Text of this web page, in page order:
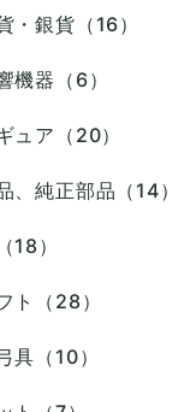
・銀貨（16）
機器（6）
ュア（20）
、純正部品（14）
18）
ト（28）
具（10）